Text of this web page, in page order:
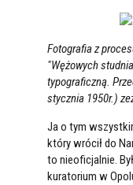
Fotografia z
"Wężowych
typograficzną.
stycznia 1950r.)
Ja o tym
który wrócił do
to nieoficjalnie.
kuratorium w